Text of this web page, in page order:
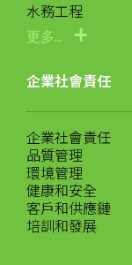
水務工程
更多...
企業社會責任
企業社會責任
品質管理
環境管理
健康和安全
客戶和供應鏈
培訓和發展